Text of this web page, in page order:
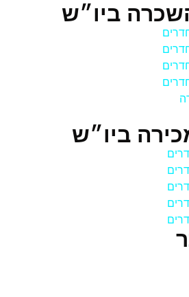
ביו״ש
ביו״ש